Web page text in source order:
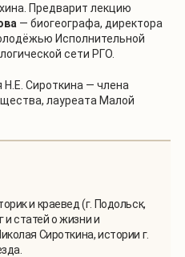
Предварит лекцию
— биогеографа, директора
Исполнительной
сети РГО.
Сироткина — члена
лауреата Малой
и краевед (г. Подольск,
и статей о жизни и
Сироткина, истории г.